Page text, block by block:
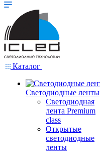
Каталог
Светодиодные ленты
Светодиодная
лента Premium
class
Открытые
светодиодные
ленты